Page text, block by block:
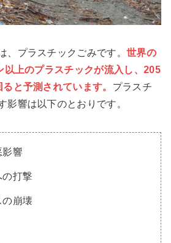
、プラスチックごみです。世界の
以上のプラスチックが流入し、205
と予測されています。 プラスチ
影響は以下のとおりです。
影響
の打撃
の崩壊